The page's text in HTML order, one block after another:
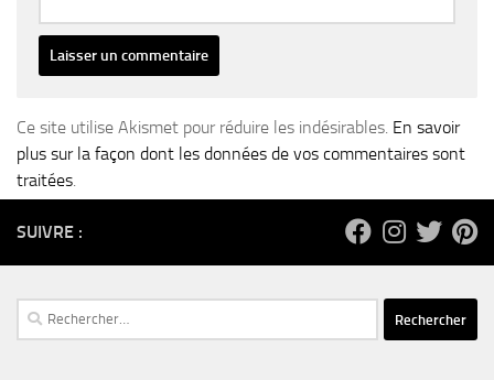
Ce site utilise Akismet pour réduire les indésirables. En savoir
plus sur la façon dont les données de vos commentaires sont
traitées.
SUIVRE :
Rechercher :